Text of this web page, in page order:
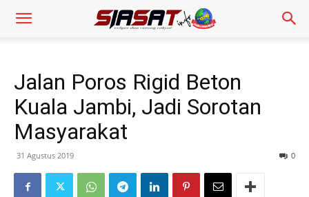
Jalan Poros Rigid Beton
Kuala Jambi, Jadi Sorotan
Masyarakat
31 Agustus 2019 0